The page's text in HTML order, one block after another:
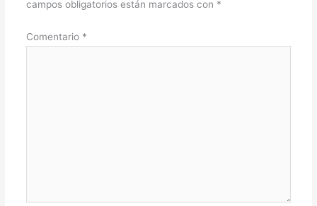
campos obligatorios están marcados con *
Comentario *